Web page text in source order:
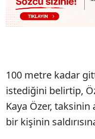
100 metre kadar
istediğini belirtip,
Kaya Özer,
bir kişinin